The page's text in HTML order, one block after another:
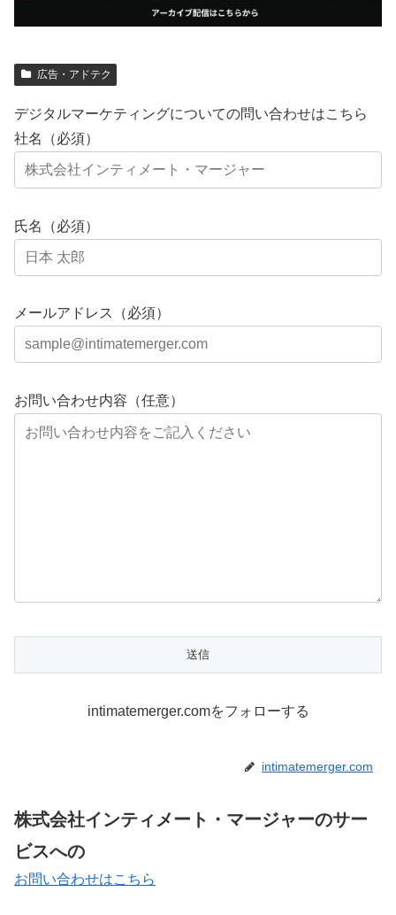
広告・アドテク
デジタルマーケティングについての問い合わせはこちら
社名（必須）
氏名（必須）
メールアドレス（必須）
お問い合わせ内容（任意）
intimatemerger.comをフォローする
intimatemerger.com
株式会社インティメート・マージャーのサー
ビスへの
お問い合わせはこちら